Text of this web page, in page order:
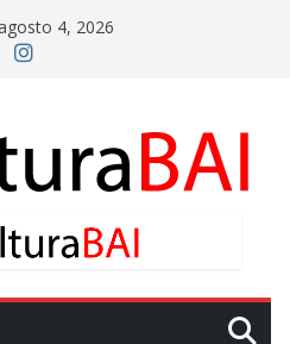
4, 2026